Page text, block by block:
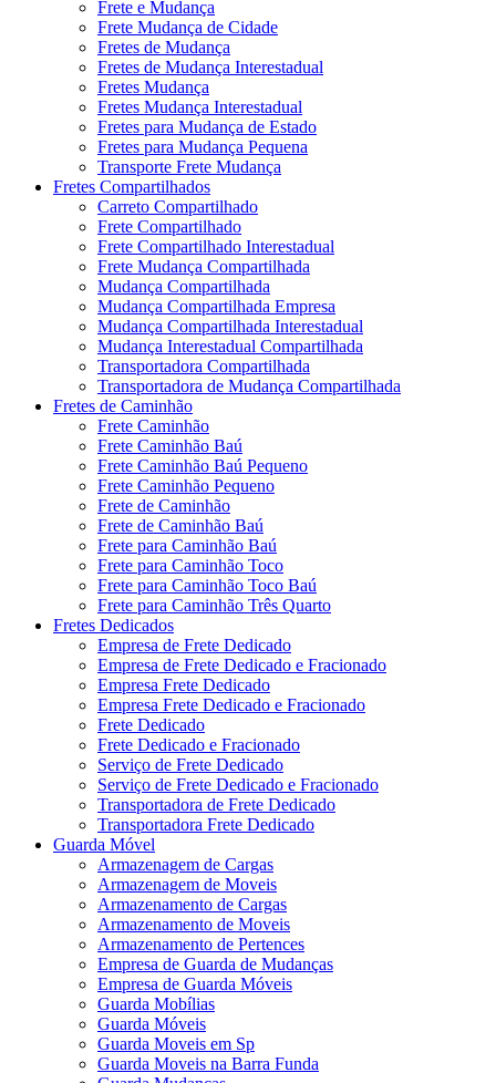
Frete e Mudança
Frete Mudança de Cidade
Fretes de Mudança
Fretes de Mudança Interestadual
Fretes Mudança
Fretes Mudança Interestadual
Fretes para Mudança de Estado
Fretes para Mudança Pequena
Transporte Frete Mudança
Fretes Compartilhados
Carreto Compartilhado
Frete Compartilhado
Frete Compartilhado Interestadual
Frete Mudança Compartilhada
Mudança Compartilhada
Mudança Compartilhada Empresa
Mudança Compartilhada Interestadual
Mudança Interestadual Compartilhada
Transportadora Compartilhada
Transportadora de Mudança Compartilhada
Fretes de Caminhão
Frete Caminhão
Frete Caminhão Baú
Frete Caminhão Baú Pequeno
Frete Caminhão Pequeno
Frete de Caminhão
Frete de Caminhão Baú
Frete para Caminhão Baú
Frete para Caminhão Toco
Frete para Caminhão Toco Baú
Frete para Caminhão Três Quarto
Fretes Dedicados
Empresa de Frete Dedicado
Empresa de Frete Dedicado e Fracionado
Empresa Frete Dedicado
Empresa Frete Dedicado e Fracionado
Frete Dedicado
Frete Dedicado e Fracionado
Serviço de Frete Dedicado
Serviço de Frete Dedicado e Fracionado
Transportadora de Frete Dedicado
Transportadora Frete Dedicado
Guarda Móvel
Armazenagem de Cargas
Armazenagem de Moveis
Armazenamento de Cargas
Armazenamento de Moveis
Armazenamento de Pertences
Empresa de Guarda de Mudanças
Empresa de Guarda Móveis
Guarda Mobílias
Guarda Móveis
Guarda Moveis em Sp
Guarda Moveis na Barra Funda